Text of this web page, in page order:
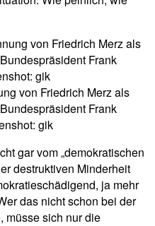
von Friedrich Merz als
Frank
gik
gar vom „demokratischen
destruktiven Minderheit
ja mehr
das nicht schon bei der
müsse sich nur die